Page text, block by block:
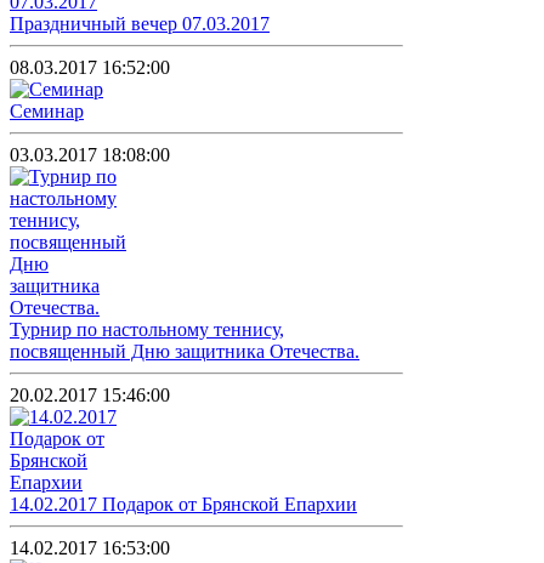
Праздничный вечер 07.03.2017
08.03.2017 16:52:00
Семинар
03.03.2017 18:08:00
Турнир по настольному теннису,
посвященный Дню защитника Отечества.
20.02.2017 15:46:00
14.02.2017 Подарок от Брянской Епархии
14.02.2017 16:53:00